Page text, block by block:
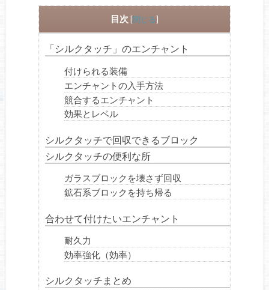
目次 [閉じる]
「シルクタッチ」のエンチャント
付けられる装備
エンチャントの入手方法
競合するエンチャント
効果とレベル
シルクタッチで回収できるブロック
シルクタッチの便利な所
ガラスブロックを壊さず回収
鉱石系ブロックを持ち帰る
合わせて付けたいエンチャント
耐久力
効率強化（効率）
シルクタッチまとめ